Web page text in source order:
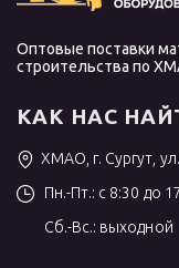
Оптовые поставки
строительства по
КАК НАС
ХМАО, г. Сургут,
Пн.-Пт.: с 8:30 до
Сб.-Вс.: выходной